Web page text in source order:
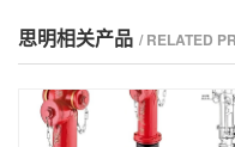
思明相关产品 / RELATED